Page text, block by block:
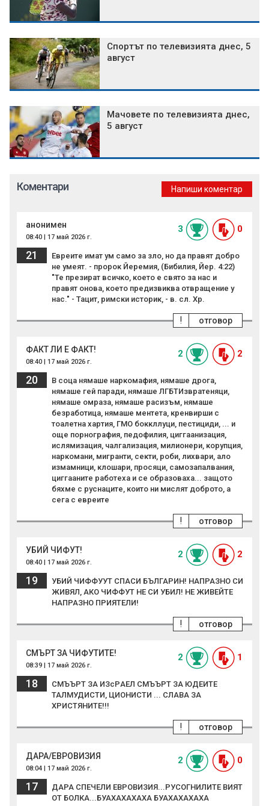
Спортът по телевизията днес, 5
август
Мачовете по телевизията днес,
5 август
Коментари Напиши коментар
анонимен
08:40 | 17 май 2026 г.
3 0
21
Евреите имат ум само за зло, но да правят добро
не умеят. - пророк Йеремия, (Бибилия, Йер. 4:22)
"Те презират всичко, което е свято за нас и
правят онова, което предизвиква отвращение у
нас." - Тацит, римски историк, - в. сл. Хр.
отговор
!
ФАКТ ЛИ Е ФАКТ!
08:40 | 17 май 2026 г.
2 2
20
В соца нямаше наркомафия, нямаше дрога,
нямаше гей паради, нямаше ЛГБТИзвратеняци,
нямаше омраза, нямаше расизъм, нямаше
безработица, нямаше ментета, кренвирши с
тоалетна хартия, ГМО боккллуци, пестициди, ... и
още порнография, педофилия, циггаанизация,
ислямизация, чалгализация, милионери, корупция,
наркомани, мигранти, секти, роби, лихвари, ало
измамници, клошари, просяци, самозапалвания,
циггааните работеха и се образоваха... защото
бяхме с руснаците, които ни мислят доброто, а
сега с евреите
отговор
!
УБИЙ ЧИФУТ!
08:40 | 17 май 2026 г.
2 2
19
УБИЙ ЧИФФУУТ СПАСИ БЪЛГАРИН! НАПРАЗНО СИ
ЖИВЯЛ, АКО ЧИФФУТ НЕ СИ УБИЛ! НЕ ЖИВЕЙТЕ
НАПРАЗНО ПРИЯТЕЛИ!
отговор
!
СМЪРТ ЗА ЧИФУТИТЕ!
08:39 | 17 май 2026 г.
2 1
18
СМЪЪРТ ЗА ИЗсРAЕЛ СМЪЪРТ ЗА ЮДЕИТЕ
ТАЛМУДИСТИ, ЦИОНИСТИ ... СЛАВА ЗА
ХРИСТЯНИТЕ!!!
отговор
!
ДАРА/ЕВРОВИЗИЯ
08:04 | 17 май 2026 г.
2 0
17
ДАРА СПЕЧЕЛИ ЕВРОВИЗИЯ...РУСОГНИЛИТЕ ВИЯТ
ОТ БОЛКА...БУАХАХАХАХА БУАХАХАХАХА